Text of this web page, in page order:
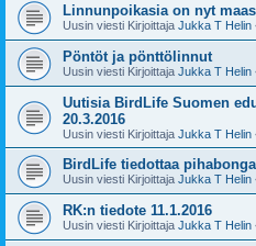
Linnunpoikasia on nyt
Uusin viesti Kirjoittaja Jukka T Helin
Pöntöt ja pönttölinnut
Uusin viesti Kirjoittaja Jukka T Helin
Uutisia BirdLife Suomen
20.3.2016
Uusin viesti Kirjoittaja Jukka T Helin
BirdLife tiedottaa
Uusin viesti Kirjoittaja Jukka T Helin
RK:n tiedote 11.1.2016
Uusin viesti Kirjoittaja Jukka T Helin